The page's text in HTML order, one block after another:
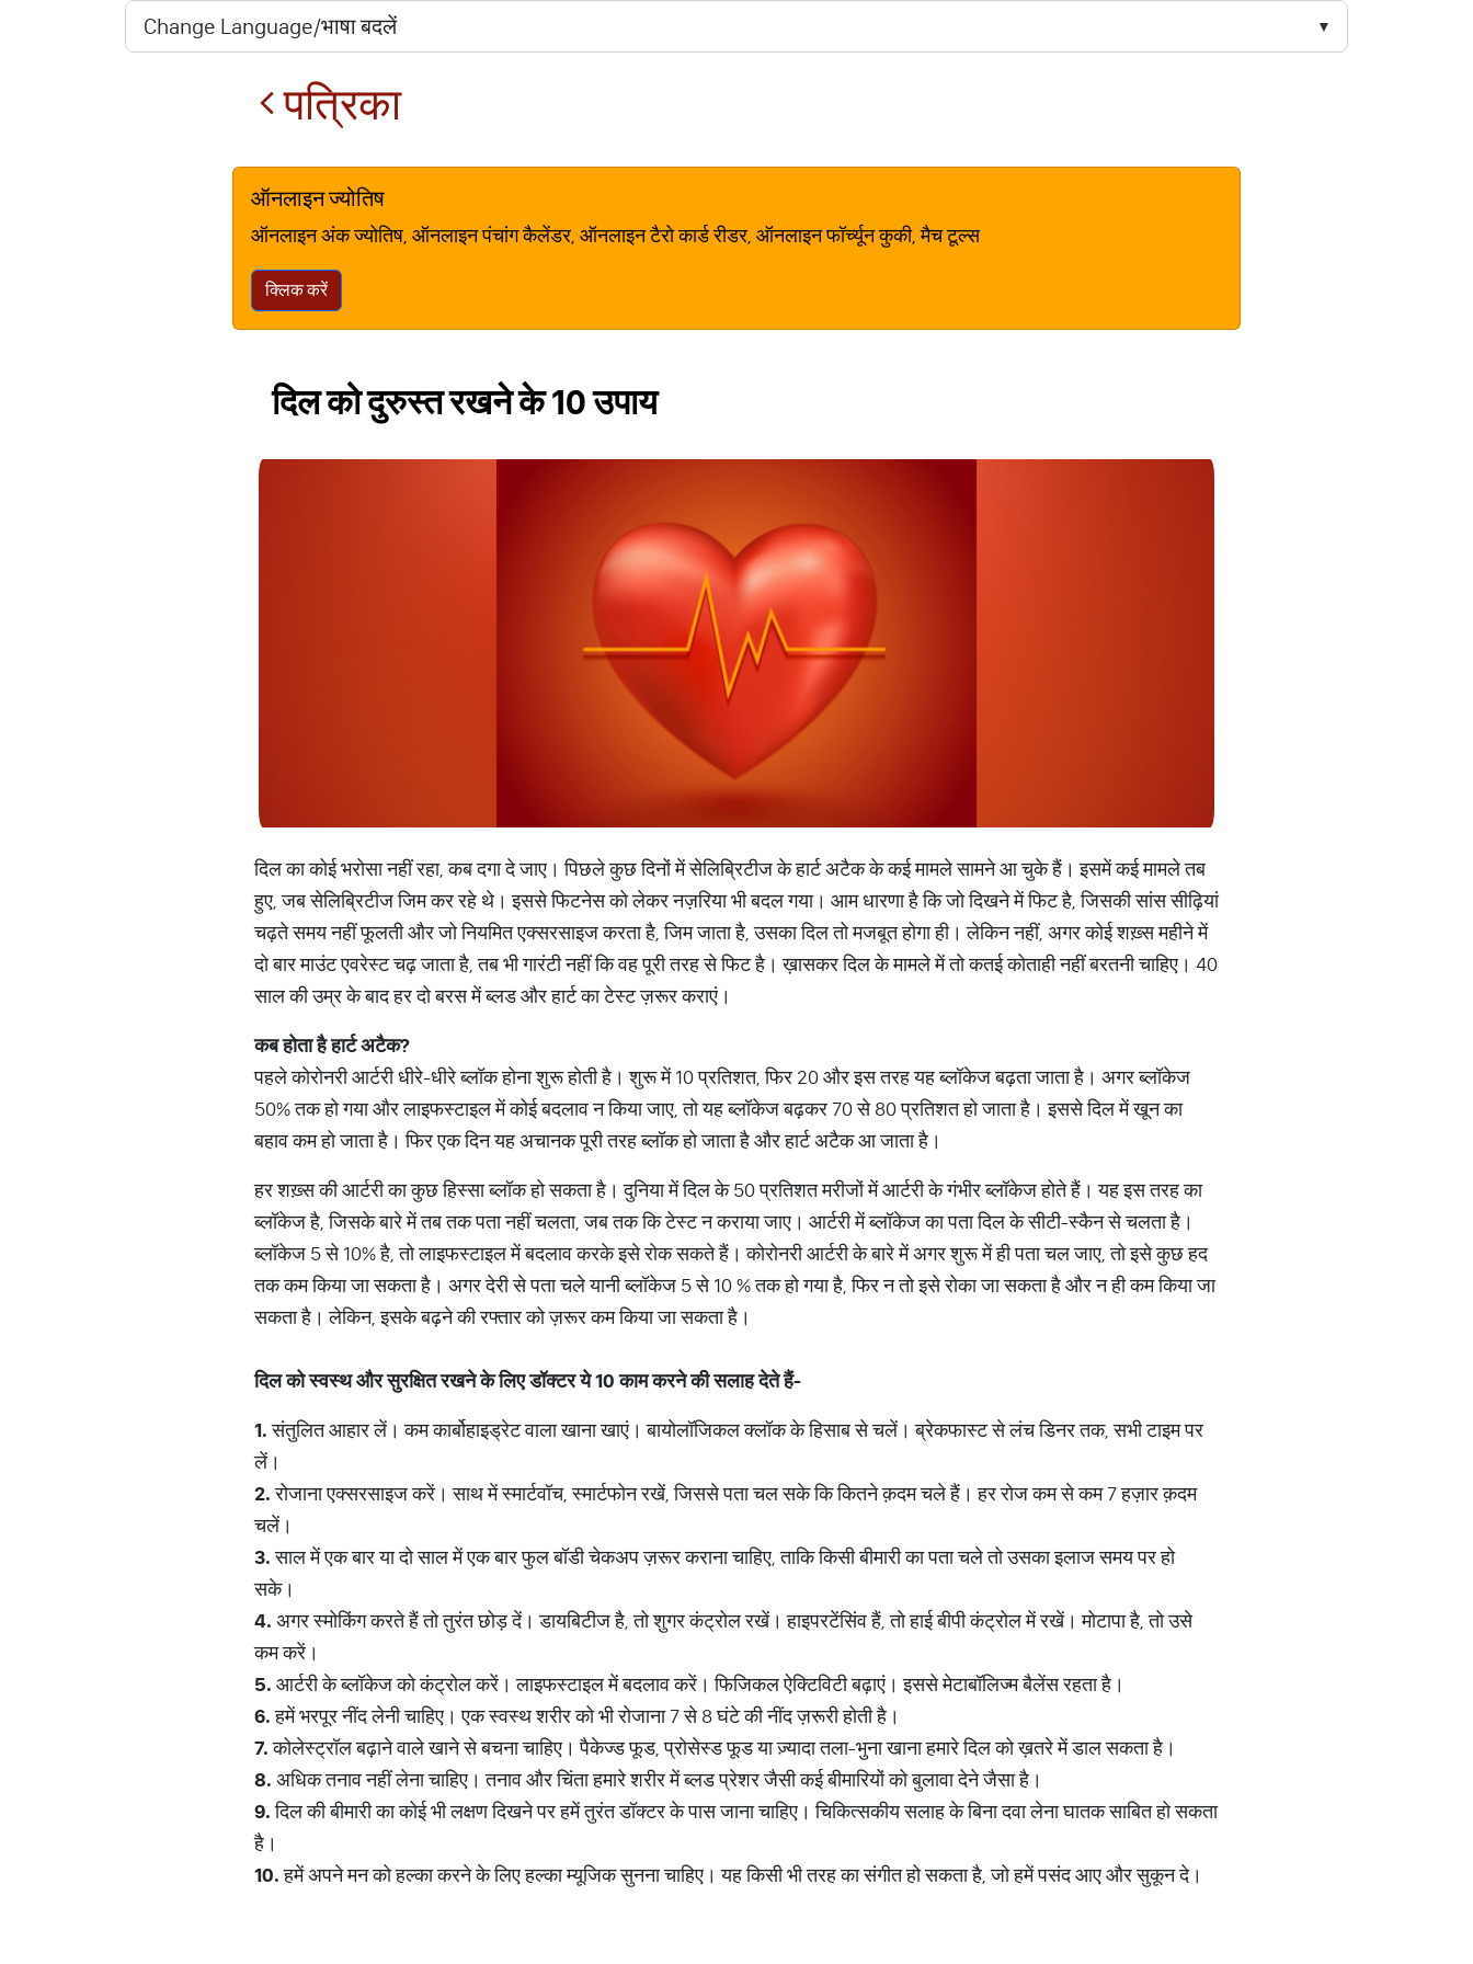
पत्रिका
ऑनलाइन ज्योतिष
ऑनलाइन अंक ज्योतिष, ऑनलाइन पंचांग कैलेंडर, ऑनलाइन टैरो कार्ड रीडर, ऑनलाइन फॉर्च्यून कुकी, मैच टूल्स
क्लिक करें
दिल को दुरुस्त रखने के 10 उपाय
दिल का कोई भरोसा नहीं रहा, कब दगा दे जाए। पिछले कुछ दिनों में सेलिब्रिटीज के हार्ट अटैक के कई मामले सामने आ चुके हैं। इसमें कई मामले तब
हुए, जब सेलिब्रिटीज जिम कर रहे थे। इससे फिटनेस को लेकर नज़रिया भी बदल गया। आम धारणा है कि जो दिखने में फिट है, जिसकी सांस सीढ़ियां
चढ़ते समय नहीं फूलती और जो नियमित एक्सरसाइज करता है, जिम जाता है, उसका दिल तो मजबूत होगा ही। लेकिन नहीं, अगर कोई शख़्स महीने में
दो बार माउंट एवरेस्ट चढ़ जाता है, तब भी गारंटी नहीं कि वह पूरी तरह से फिट है। ख़ासकर दिल के मामले में तो कतई कोताही नहीं बरतनी चाहिए। 40
साल की उम्र के बाद हर दो बरस में ब्लड और हार्ट का टेस्ट ज़रूर कराएं।
कब होता है हार्ट अटैक?
पहले कोरोनरी आर्टरी धीरे-धीरे ब्लॉक होना शुरू होती है। शुरू में 10 प्रतिशत, फिर 20 और इस तरह यह ब्लॉकेज बढ़ता जाता है। अगर ब्लॉकेज
50% तक हो गया और लाइफस्टाइल में कोई बदलाव न किया जाए, तो यह ब्लॉकेज बढ़कर 70 से 80 प्रतिशत हो जाता है। इससे दिल में खून का
बहाव कम हो जाता है। फिर एक दिन यह अचानक पूरी तरह ब्लॉक हो जाता है और हार्ट अटैक आ जाता है।
हर शख़्स की आर्टरी का कुछ हिस्सा ब्लॉक हो सकता है। दुनिया में दिल के 50 प्रतिशत मरीजों में आर्टरी के गंभीर ब्लॉकेज होते हैं। यह इस तरह का
ब्लॉकेज है, जिसके बारे में तब तक पता नहीं चलता, जब तक कि टेस्ट न कराया जाए। आर्टरी में ब्लॉकेज का पता दिल के सीटी-स्कैन से चलता है।
ब्लॉकेज 5 से 10% है, तो लाइफस्टाइल में बदलाव करके इसे रोक सकते हैं। कोरोनरी आर्टरी के बारे में अगर शुरू में ही पता चल जाए, तो इसे कुछ हद
तक कम किया जा सकता है। अगर देरी से पता चले यानी ब्लॉकेज 5 से 10 % तक हो गया है, फिर न तो इसे रोका जा सकता है और न ही कम किया जा
सकता है। लेकिन, इसके बढ़ने की रफ्तार को ज़रूर कम किया जा सकता है।
दिल को स्वस्थ और सुरक्षित रखने के लिए डॉक्टर ये 10 काम करने की सलाह देते हैं-
1.संतुलित आहार लें। कम कार्बोहाइड्रेट वाला खाना खाएं। बायोलॉजिकल क्लॉक के हिसाब से चलें। ब्रेकफास्ट से लंच डिनर तक, सभी टाइम पर
लें।
2.रोजाना एक्सरसाइज करें। साथ में स्मार्टवॉच, स्मार्टफोन रखें, जिससे पता चल सके कि कितने क़दम चले हैं। हर रोज कम से कम 7 हज़ार क़दम
चलें।
3.साल में एक बार या दो साल में एक बार फुल बॉडी चेकअप ज़रूर कराना चाहिए, ताकि किसी बीमारी का पता चले तो उसका इलाज समय पर हो
सके।
4. अगर स्मोकिंग करते हैं तो तुरंत छोड़ दें। डायबिटीज है, तो शुगर कंट्रोल रखें। हाइपरटेंसिंव हैं, तो हाई बीपी कंट्रोल में रखें। मोटापा है, तो उसे
कम करें।
5. आर्टरी के ब्लॉकेज को कंट्रोल करें। लाइफस्टाइल में बदलाव करें। फिजिकल ऐक्टिविटी बढ़ाएं। इससे मेटाबॉलिज्म बैलेंस रहता है।
6.हमें भरपूर नींद लेनी चाहिए। एक स्वस्थ शरीर को भी रोजाना 7 से 8 घंटे की नींद ज़रूरी होती है।
7.कोलेस्ट्रॉल बढ़ाने वाले खाने से बचना चाहिए। पैकेज्ड फूड, प्रोसेस्ड फूड या ज़्यादा तला-भुना खाना हमारे दिल को ख़तरे में डाल सकता है।
8. अधिक तनाव नहीं लेना चाहिए। तनाव और चिंता हमारे शरीर में ब्लड प्रेशर जैसी कई बीमारियों को बुलावा देने जैसा है।
9.दिल की बीमारी का कोई भी लक्षण दिखने पर हमें तुरंत डॉक्टर के पास जाना चाहिए। चिकित्सकीय सलाह के बिना दवा लेना घातक साबित हो सकता
है।
10.हमें अपने मन को हल्का करने के लिए हल्का म्यूजिक सुनना चाहिए। यह किसी भी तरह का संगीत हो सकता है, जो हमें पसंद आए और सुकून दे।